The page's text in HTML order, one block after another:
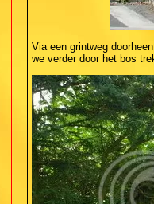
Via een grintweg
we verder door het bos